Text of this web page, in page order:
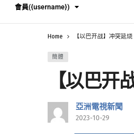
會員({username})
Home 【以巴开战】冲突延
簡體
【以巴
亞洲電視新聞
2023-10-29